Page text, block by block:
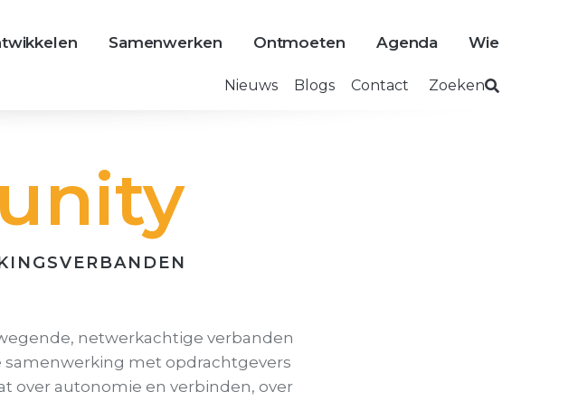
Samenwerken Ontmoeten Agenda Wie
Nieuws Blogs Contact Zoeken
netwerkachtige verbanden
samenwerking met opdrachtgevers
over autonomie en verbinden, over